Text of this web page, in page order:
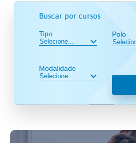
Buscar por cursos
Tipo
Modalidade
Polo